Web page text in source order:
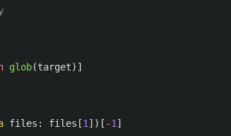
glob(target)]
files : files [1])[ -1]